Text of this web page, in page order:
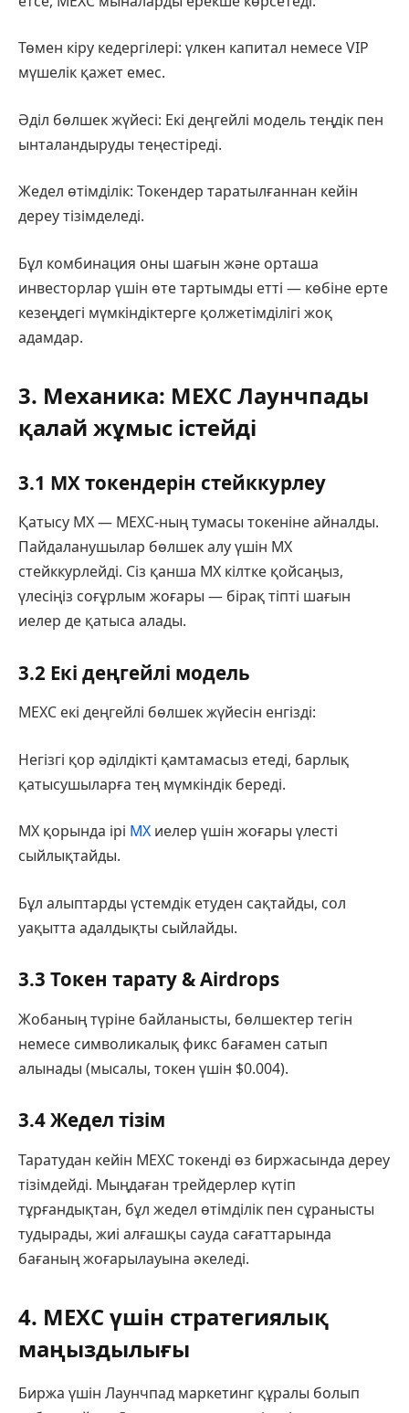
Төмен кіру кедергілері: үлкен капитал немесе VIP
мүшелік қажет емес.
Әділ бөлшек жүйесі: Екі деңгейлі модель теңдік пен
ынталандыруды теңестіреді.
Жедел өтімділік: Токендер таратылғаннан кейін
дереу тізімделеді.
Бұл комбинация оны шағын және орташа
инвесторлар үшін өте тартымды етті — көбіне ерте
кезеңдегі мүмкіндіктерге қолжетімділігі жоқ
адамдар.
3. Механика: MEXC Лаунчпады
қалай жұмыс істейді
3.1 MX токендерін стейккурлеу
Қатысу MX — MEXC-ның тумасы токеніне айналды.
Пайдаланушылар бөлшек алу үшін MX
стейккурлейді. Сіз қанша MX кілтке қойсаңыз,
үлесіңіз соғұрлым жоғары — бірақ тіпті шағын
иелер де қатыса алады.
3.2 Екі деңгейлі модель
MEXC екі деңгейлі бөлшек жүйесін енгізді:
Негізгі қор әділдікті қамтамасыз етеді, барлық
қатысушыларға тең мүмкіндік береді.
MX қорында ірі MX иелер үшін жоғары үлесті
сыйлықтайды.
Бұл алыптарды үстемдік етуден сақтайды, сол
уақытта адалдықты сыйлайды.
3.3 Токен тарату & Airdrops
Жобаның түріне байланысты, бөлшектер тегін
немесе символикалық фикс бағамен сатып
алынады (мысалы, токен үшін $0.004).
3.4 Жедел тізім
Таратудан кейін MEXC токенді өз биржасында дереу
тізімдейді. Мыңдаған трейдерлер күтіп
тұрғандықтан, бұл жедел өтімділік пен сұранысты
тудырады, жиі алғашқы сауда сағаттарында
бағаның жоғарылауына әкеледі.
4. MEXC үшін стратегиялық
маңыздылығы
Биржа үшін Лаунчпад маркетинг құралы болып